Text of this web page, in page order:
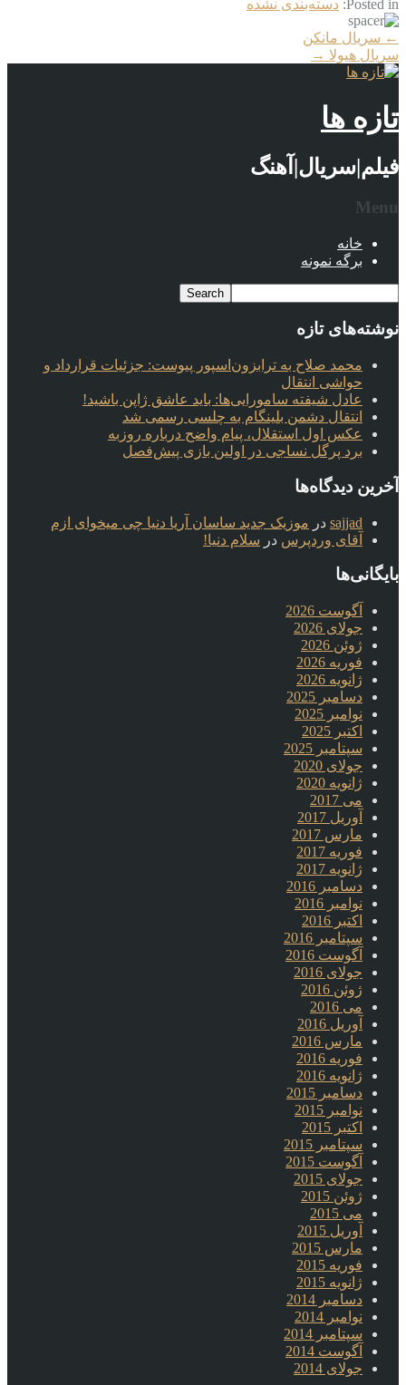
Posted in: دسته‌بندی نشده
More
Articles
← سریال مانکن
سریال هیولا →
تازه ها
فیلم|سریال|آهنگ
Menu
خانه
برگه نمونه
نوشته‌های تازه
محمد صلاح به ترابزون‌اسپور پیوست: جزئیات قرارداد و
حواشی انتقال
عادل شیفته سامورایی‌ها: باید عاشق ژاپن باشید!
انتقال دشمن بلینگام به چلسی رسمی شد
عکس اول استقلال، پیام واضح درباره روزبه
برد پرگل نساجی در اولین بازی پیش‌فصل
آخرین دیدگاه‌ها
sajjad در موزیک جدید ساسان آریا دنیا چی میخوای ازم
آقای وردپرس در سلام دنیا!
بایگانی‌ها
آگوست 2026
جولای 2026
ژوئن 2026
فوریه 2026
ژانویه 2026
دسامبر 2025
نوامبر 2025
اکتبر 2025
سپتامبر 2025
جولای 2020
ژانویه 2020
می 2017
آوریل 2017
مارس 2017
فوریه 2017
ژانویه 2017
دسامبر 2016
نوامبر 2016
اکتبر 2016
سپتامبر 2016
آگوست 2016
جولای 2016
ژوئن 2016
می 2016
آوریل 2016
مارس 2016
فوریه 2016
ژانویه 2016
دسامبر 2015
نوامبر 2015
اکتبر 2015
سپتامبر 2015
آگوست 2015
جولای 2015
ژوئن 2015
می 2015
آوریل 2015
مارس 2015
فوریه 2015
ژانویه 2015
دسامبر 2014
نوامبر 2014
سپتامبر 2014
آگوست 2014
جولای 2014